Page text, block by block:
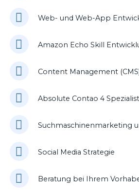
Web- und Web-App
Amazon Echo Skill
Content Management
Absolute Contao 4
Suchmaschinenmarketing
Social Media Strategie
Beratung bei Ihrem